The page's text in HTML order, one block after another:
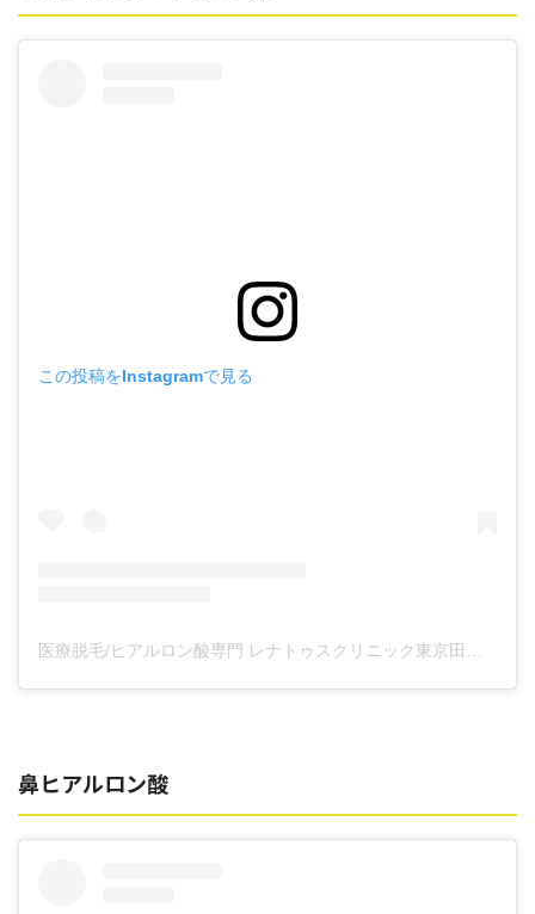
この投稿をInstagramで見る
医療脱毛/ヒアルロン酸専門 レナトゥスクリニック東京田町院 東山麻伊子(@dr.higashiyama)がシェアした投稿
鼻ヒアルロン酸